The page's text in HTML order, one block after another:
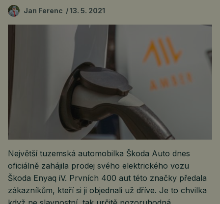
Jan Ferenc 13. 5. 2021
Největší tuzemská automobilka Škoda Auto dnes
oficiálně zahájila prodej svého elektrického vozu
Škoda Enyaq iV. Prvních 400 aut této značky předala
zákazníkům, kteří si ji objednali už dříve. Je to chvilka